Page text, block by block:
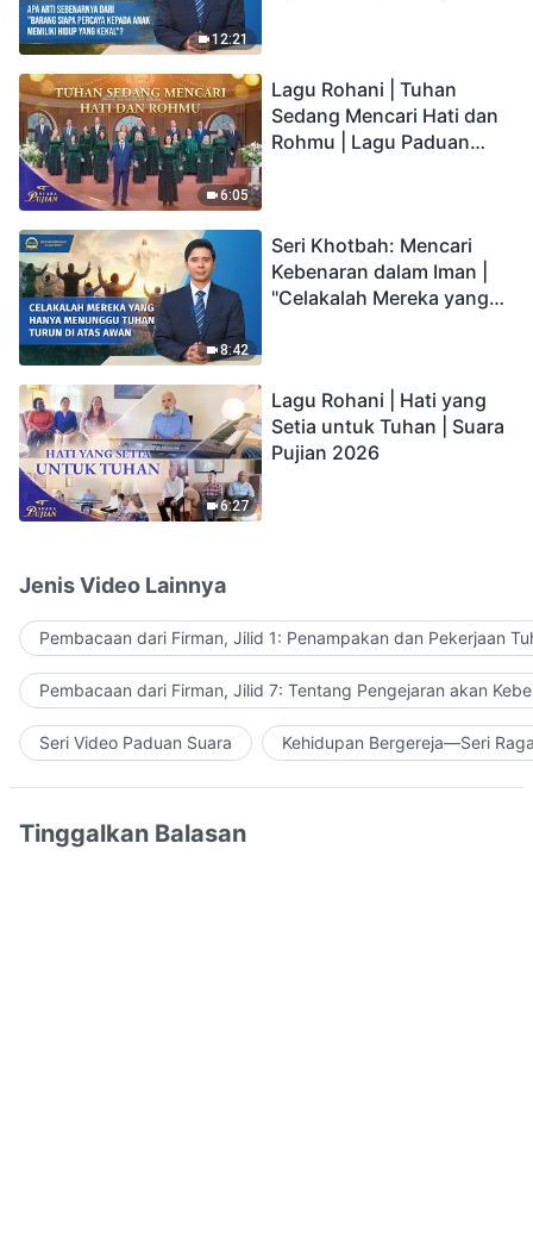
12:21
6:05
Lagu Rohani | Tuhan
Sedang Mencari Hati dan
Rohmu | Lagu Paduan
8:42
Seri Khotbah: Mencari
Kebenaran dalam Iman |
"Celakalah Mereka yang
6:27
Lagu Rohani | Hati yang
Setia untuk Tuhan | Suara
Pujian 2026
Jenis Video Lainnya
Pembacaan dari Firman, Jilid 1: Penampakan dan Pekerjaan
Pembacaan dari Firman, Jilid 7: Tentang Pengejaran akan
Seri Video Paduan Suara Kehidupan Bergereja—Seri
Tinggalkan Balasan